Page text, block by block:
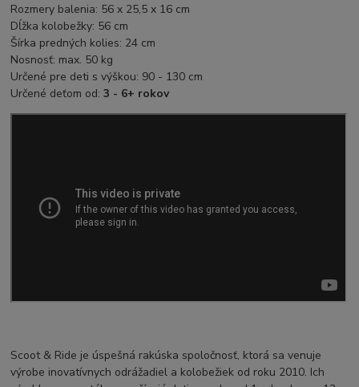
Rozmery balenia: 56 x 25,5 x 16 cm
Dĺžka kolobežky: 56 cm
Šírka predných kolies: 24 cm
Nosnosť: max. 50 kg
Určené pre deti s výškou: 90 - 130 cm
Určené deťom od:3 - 6+ rokov
Scoot & Ride je úspešná rakúska spoločnosť, ktorá sa venuje
výrobe inovatívnych odrážadiel a kolobežiek od roku 2010. Ich